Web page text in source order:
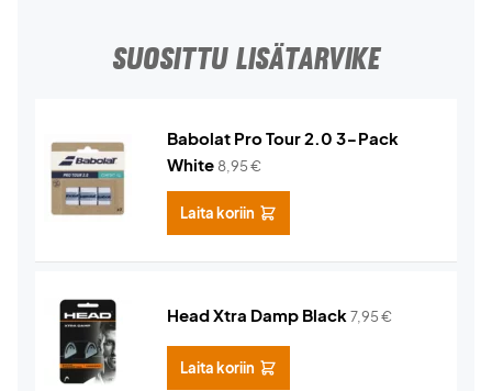
SUOSITTU LISÄTARVIKE
Babolat Pro Tour 2.0 3-Pack
White 8,95€
Laita koriin
Head Xtra Damp Black7,95€
Laita koriin